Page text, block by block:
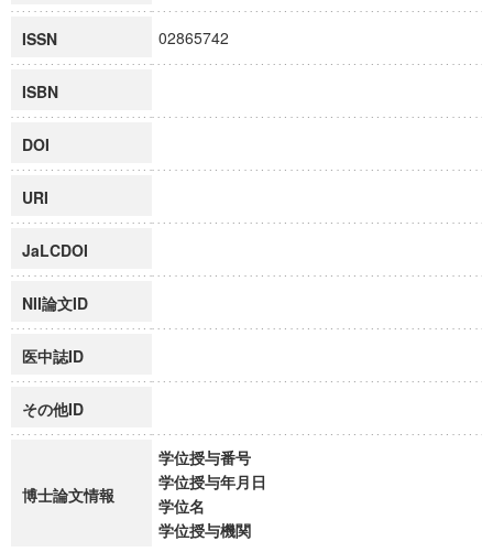
ISSN 02865742
ISBN
DOI
URI
JaLCDOI
NII論文ID
医中誌ID
その他ID
博士論文情報
学位授与番号
学位授与年月日
学位名
学位授与機関